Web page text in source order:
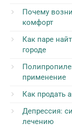
Почему
комфорт
Как паре
городе
применение
Как продать
Депрессия:
лечению